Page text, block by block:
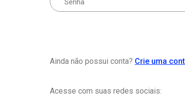
Ainda não possui conta? Crie uma
Acesse com suas redes sociais: